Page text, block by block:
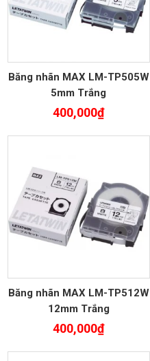
Băng nhãn MAX LM-TP505W
5mm Trắng
400,000₫
Băng nhãn MAX LM-TP512W
12mm Trắng
400,000₫